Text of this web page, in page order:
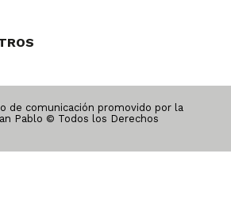
de comunicación promovido por la
Pablo © Todos los Derechos